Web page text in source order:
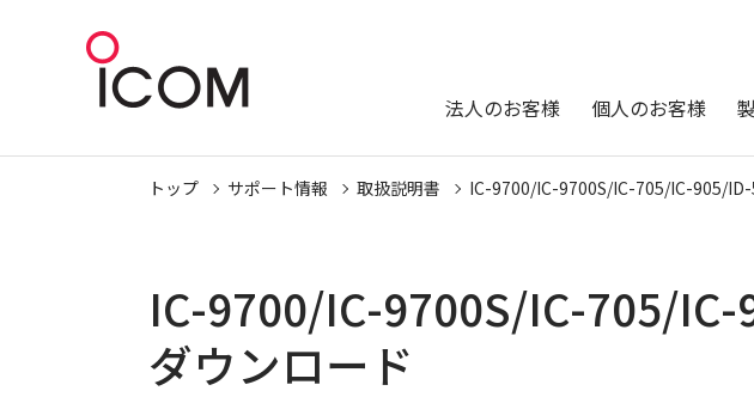
法人のお客様 個人のお客様
トップ サポート情報 取扱説明書 IC-9700/IC-9700S/IC-705/IC-905/
IC-9700/IC-9700S/IC-705/
ダウンロード